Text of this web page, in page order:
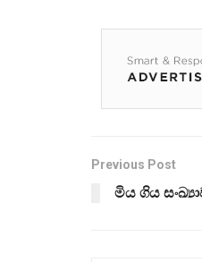
Previous Post
මිය ගිය